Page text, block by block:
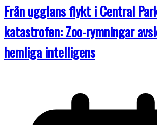
Från ugglans flykt i Central
katastrofen: Zoo-rymningar
hemliga intelligens